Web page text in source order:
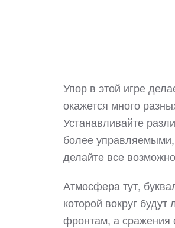
Упор в этой игре
окажется много
Устанавливайте
более
делайте все
Атмосфера тут,
которой вокруг
фронтам, а сражения